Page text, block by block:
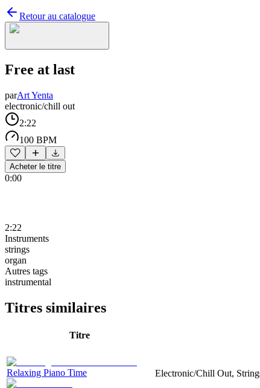
Retour au catalogue
Free at last
parArt Yenta
electronic/chill out
2:22
100 BPM
Acheter le titre
0:00
2:22
Instruments
strings
organ
Autres tags
instrumental
Titres similaires
Titre
Relaxing Piano Time Electronic/Chill Out,